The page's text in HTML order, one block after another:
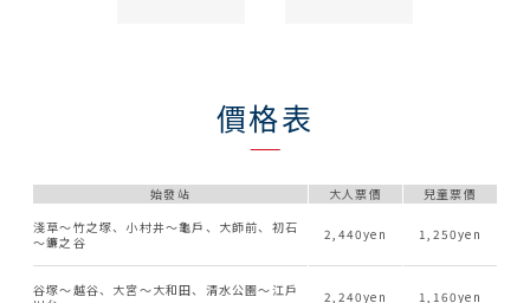
價格表
始發站 大人票價
兒童票價
淺草〜竹之塚、小村井〜龜戶、大師前、初石
〜鐮之谷
2,440 1,250
谷塚〜越谷、大宮〜大和田、清水公園〜江戶
2,240 1,160